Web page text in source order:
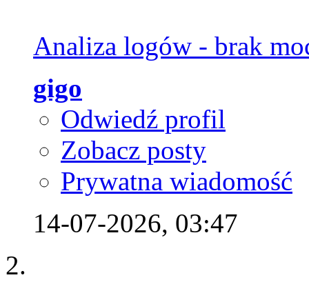
Analiza logów - brak
gigo
Odwiedź profil
Zobacz posty
Prywatna wiadomość
14-07-2026, 03:47